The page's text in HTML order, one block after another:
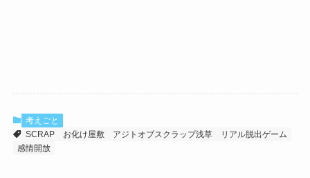
考えごと
SCRAP
お化け屋敷 アジトオブスクラップ浅草
リアル脱出ゲーム
感情開放